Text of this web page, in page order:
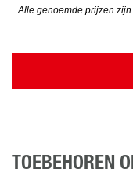
Alle genoemde prijzen
TOEBEHOREN